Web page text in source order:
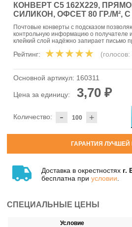
КОНВЕРТ С5 162X229,
СИЛИКОН, ОФСЕТ 80 ГР./М²,
Почтовые конверты с подсказом
контрольную информацию о получателе
клейкий слой надёжно запирает письмо
Рейтинг: (голосов:
Основной артикул: 160311
Цена за единицу: 3,70 ₽
- +
Количество:
ГАРАНТИЯ ЛУЧШЕЙ
Доставка в окрестностях г.
бесплатна при условии
СПЕЦИАЛЬНЫЕ ЦЕНЫ
Условие